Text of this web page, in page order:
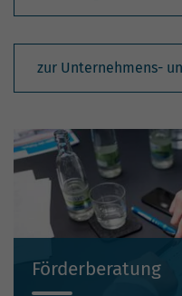
zur Unternehmens-
Förderberatung